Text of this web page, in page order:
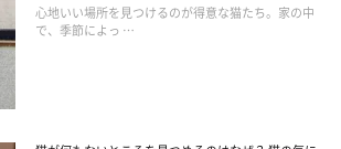
ていた子供が仕事帰りに迎えに来たお母さん
！
ったとき」に近い気持ち！
猫にとって、立ち上がるのは無理のある姿
らず立ち上がってアピールしていることから
心地いい場所を見つけるのが得意な猫たち。家の中
で、季節によっ …